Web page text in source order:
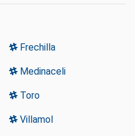
Frechilla
Medinaceli
Toro
Villamol